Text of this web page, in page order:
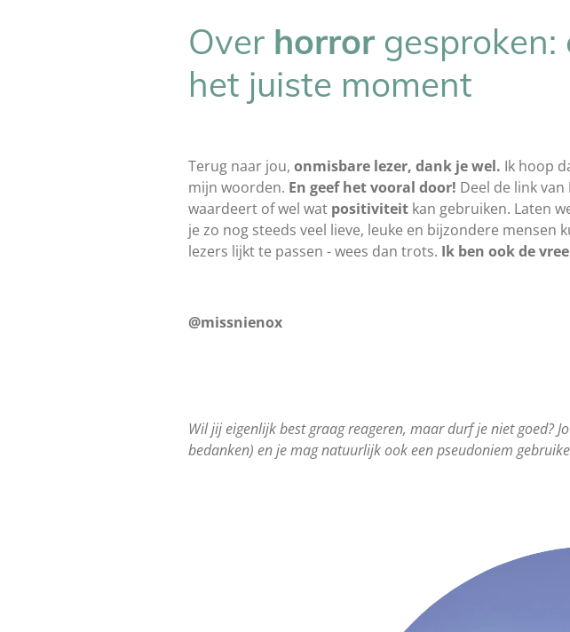
Over horror
het juiste moment
Terug naar jou, onmisbare lezer, dank je wel. Ik hoop
mijn woorden. En geef het vooral door! Deel de link van
waardeert of wel wat positiviteit kan gebruiken. Laten
je zo nog steeds veel lieve, leuke en bijzondere mensen
lezers lijkt te passen - wees dan trots. Ik ben ook de
@missnienox
Wil jij eigenlijk best graag reageren, maar durf je niet goed?
bedanken) en je mag natuurlijk ook een pseudoniem